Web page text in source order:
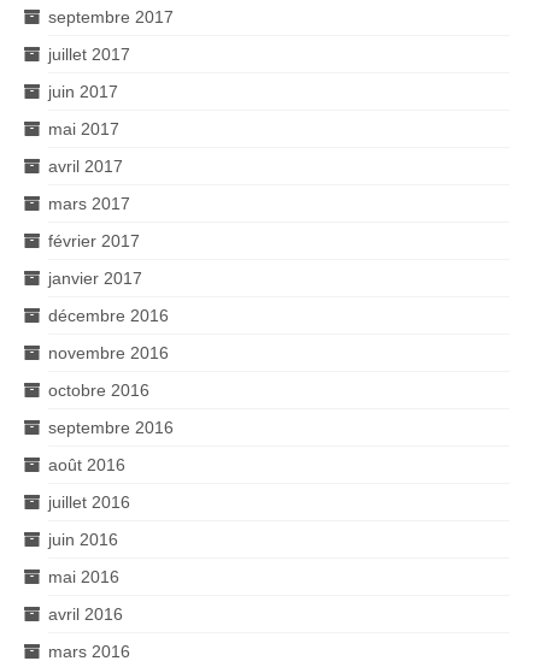
septembre 2017
juillet 2017
juin 2017
mai 2017
avril 2017
mars 2017
février 2017
janvier 2017
décembre 2016
novembre 2016
octobre 2016
septembre 2016
août 2016
juillet 2016
juin 2016
mai 2016
avril 2016
mars 2016